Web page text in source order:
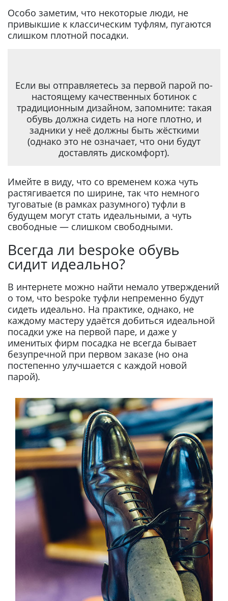
Особо заметим, что некоторые люди, не
привыкшие к классическим туфлям, пугаются
слишком плотной посадки.
Если вы отправляетесь за первой парой по-
настоящему качественных ботинок с
традиционным дизайном, запомните: такая
обувь должна сидеть на ноге плотно, и
задники у неё должны быть жёсткими
(однако это не означает, что они будут
доставлять дискомфорт).
Имейте в виду, что со временем кожа чуть
растягивается по ширине, так что немного
туговатые (в рамках разумного) туфли в
будущем могут стать идеальными, а чуть
свободные — слишком свободными.
Всегда ли bespoke обувь
сидит идеально?
В интернете можно найти немало утверждений
о том, что bespoke туфли непременно будут
сидеть идеально. На практике, однако, не
каждому мастеру удаётся добиться идеальной
посадки уже на первой паре, и даже у
именитых фирм посадка не всегда бывает
безупречной при первом заказе (но она
постепенно улучшается с каждой новой
парой).